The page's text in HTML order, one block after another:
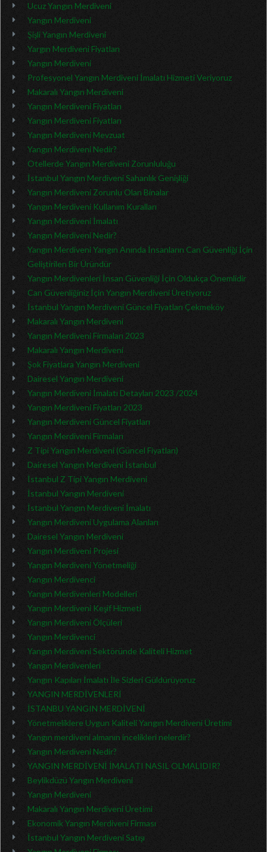
Ucuz Yangın Merdiveni
Yangın Merdiveni
Şişli Yangın Merdiveni
Yargın Merdiveni Fiyatları
Yangın Merdiveni
Profesyonel Yangın Merdiveni İmalatı Hizmeti Veriyoruz
Makaralı Yangın Merdiveni
Yangın Merdiveni Fiyatları
Yangın Merdiveni Fiyatları
Yangın Merdiveni Mevzuat
Yangın Merdiveni Nedir?
Otellerde Yangın Merdiveni Zorunluluğu
İstanbul Yangın Merdiveni Sahanlık Genişliği
Yangın Merdiveni Zorunlu Olan Binalar
Yangın Merdiveni Kullanım Kuralları
Yangın Merdiveni İmalatı
Yangın Merdiveni Nedir?
Yangın Merdiveni Yangın Anında İnsanların Can Güvenliği İçin
Geliştirilen Bir Üründür
Yangın Merdivenleri İnsan Güvenliği İçin Oldukça Önemlidir
Can Güvenliğiniz İçin Yangın Merdiveni Üretiyoruz
İstanbul Yangın Merdiveni Güncel Fiyatları Çekmeköy
Makaralı Yangın Merdiveni
Yangın Merdiveni Firmaları 2023
Makaralı Yangın Merdiveni
Şok Fiyatlara Yangın Merdiveni
Dairesel Yangın Merdiveni
Yangın Merdiveni İmalatı Detayları 2023 /2024
Yangın Merdiveni Fiyatları 2023
Yangın Merdiveni Güncel Fiyatları
Yangın Merdiveni Firmaları
Z Tipi Yangın Merdiveni (Güncel Fiyatları)
Dairesel Yangın Merdiveni İstanbul
İstanbul Z Tipi Yangın Merdiveni
İstanbul Yangın Merdiveni
İstanbul Yangın Merdiveni İmalatı
Yangın Merdiveni Uygulama Alanları
Dairesel Yangın Merdiveni
Yangın Merdiveni Projesi
Yangın Merdiveni Yönetmeliği
Yangın Merdivenci
Yangın Merdivenleri Modelleri
Yangın Merdiveni Keşif Hizmeti
Yangın Merdiveni Ölçüleri
Yangın Merdivenci
Yangın Merdiveni Sektöründe Kaliteli Hizmet
Yangın Merdivenleri
Yangın Kapıları İmalatı İle Sizleri Güldürüyoruz
YANGIN MERDİVENLERİ
İSTANBU YANGIN MERDİVENİ
Yönetmeliklere Uygun Kaliteli Yangın Merdiveni Üretimi
Yangın merdiveni almanın incelikleri nelerdir?
Yangın Merdiveni Nedir?
YANGIN MERDİVENİ İMALATI NASIL OLMALIDIR?
Beylikdüzü Yangın Merdiveni
Yangın Merdiveni
Makaralı Yangın Merdiveni Üretimi
Ekonomik Yangın Merdiveni Firması
İstanbul Yangın Merdiveni Satışı